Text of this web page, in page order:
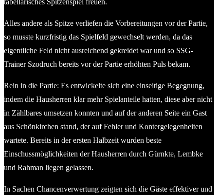
Alles andere als Spitze verliefen die Vorbereitungen vor der Partie,
so musste kurzfristig das Spielfeld gewechselt werden, da das
eigentliche Feld nicht ausreichend gekreidet war und so SSG-
Trainer Szodruch bereits vor der Partie erhöhten Puls bekam.
Rein in die Partie: Es entwickelte sich eine einseitige Begegnung,
indem die Hausherren klar mehr Spielanteile hatten, diese aber nicht
in Zählbares umsetzen konnten und auf der anderen Seite ein Gast
aus Schönkirchen stand, der auf Fehler und Kontergelegenheiten
wartete. Bereits in der ersten Halbzeit wurden beste
Einschussmöglichkeiten der Hausherren durch Gürnkte, Lembke
und Rahman liegen gelassen.
In Sachen Chancenverwertung zeigten sich die Gäste effektiver und